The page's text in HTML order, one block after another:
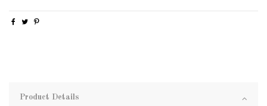
Product Details